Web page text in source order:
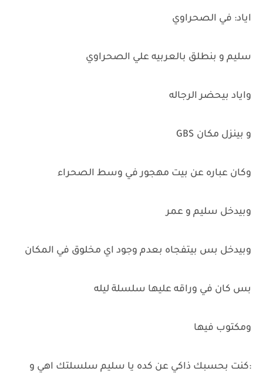
اياد: في الصحراوي
سليم و بنطلق بالعربيه علي الصحراوي
واياد بيحضر الرجاله
و بينزل مكان GBS
وكان عباره عن بيت مهجور في وسط الصحراء
وبيدخل سليم و عمر
وبيدخل بس بيتفجاه بعدم وجود اي مخلوق في المكان
بس كان في وراقه عليها سلسلة ليله
ومكتوب فيها
:كنت بحسبك ذاكي عن كده يا سليم سلسلتك اهي و